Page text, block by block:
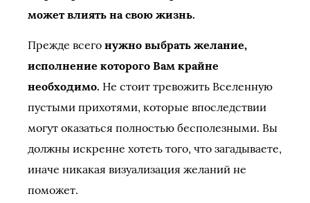
может влиять на свою жизнь.
Прежде всего нужно выбрать желание,
исполнение которого Вам крайне
необходимо. Не стоит тревожить Вселенную
пустыми прихотями, которые впоследствии
могут оказаться полностью бесполезными. Вы
должны искренне хотеть того, что загадываете,
иначе никакая визуализация желаний не
поможет.